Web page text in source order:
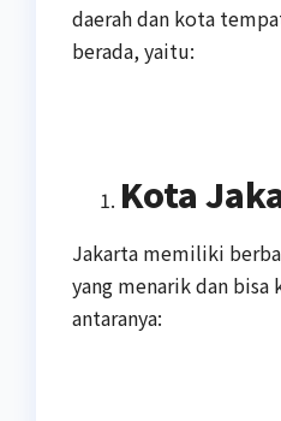
daerah dan kota
berada, yaitu:
Kota
Jakarta memiliki
yang menarik dan
antaranya: